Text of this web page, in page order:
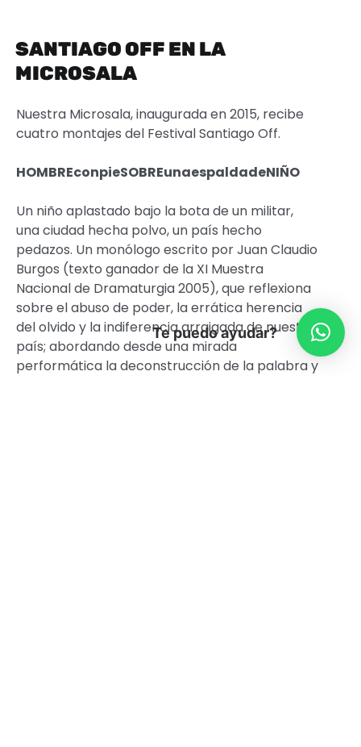
SANTIAGO OFF EN LA
MICROSALA
Nuestra Microsala, inaugurada en 2015, recibe
cuatro montajes del Festival Santiago Off.
HOMBREconpieSOBREunaespaldadeNIÑO
Un niño aplastado bajo la bota de un militar,
una ciudad hecha polvo, un país hecho
pedazos. Un monólogo escrito por Juan Claudio
Burgos (texto ganador de la XI Muestra
Nacional de Dramaturgia 2005), que reflexiona
sobre el abuso de poder, la errática herencia
del olvido y la indiferencia arraigada de nuestro
país; abordando desde una mirada
performática la deconstrucción de la palabra y
Te puedo ayudar?